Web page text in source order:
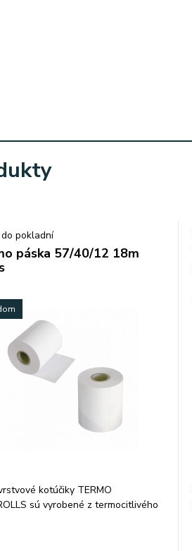
pokladní
páska 57/40/12 18m
kotúčiky TERMO
sú vyrobené z termocitlivého